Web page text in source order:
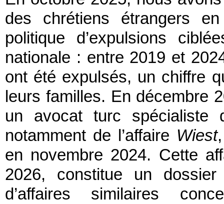
des chrétiens étrangers
politique d’expulsions
nationale : entre 2019 et
ont été expulsés, un chiffre
leurs familles. En décembre
un avocat turc spécialiste
notamment de l’affaire Wiest
en novembre 2024. Cette
2026, constitue un
d’affaires similaires